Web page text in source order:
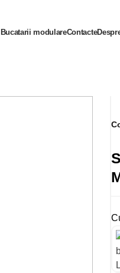
Bucatarii modulareContacte